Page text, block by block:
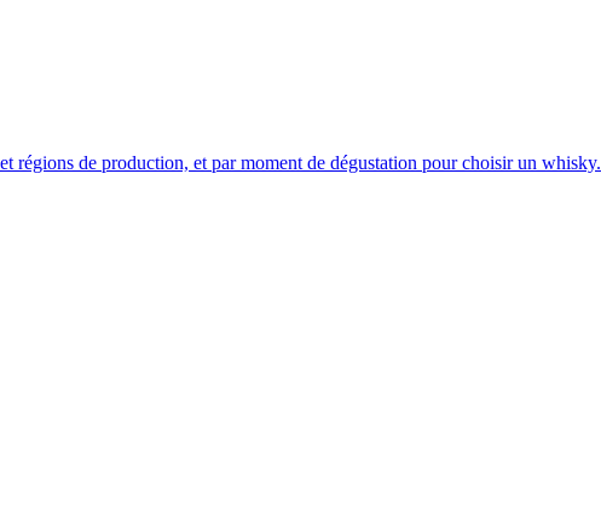
régions de production, et par moment de dégustation pour choisir un whisky.